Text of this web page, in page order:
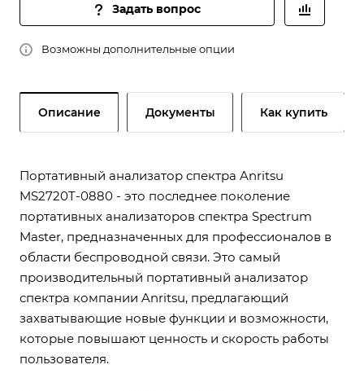
Задать вопрос
Возможны дополнительные опции
Описание Документы Как купить
Портативный анализатор спектра Anritsu
MS2720T-0880 - это последнее поколение
портативных анализаторов спектра Spectrum
Master, предназначенных для профессионалов в
области беспроводной связи. Это самый
производительный портативный анализатор
спектра компании Anritsu, предлагающий
захватывающие новые функции и возможности,
которые повышают ценность и скорость работы
пользователя.